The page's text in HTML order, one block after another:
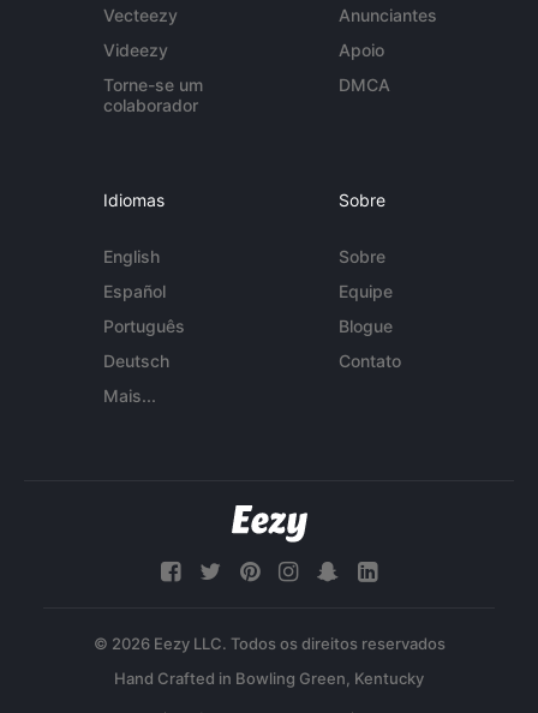
Vecteezy
Videezy
Torne-se um
colaborador
Anunciantes
Apoio
DMCA
Idiomas
English
Español
Português
Deutsch
Mais...
Sobre
Sobre
Equipe
Blogue
Contato
© 2026 Eezy LLC. Todos os direitos reservados